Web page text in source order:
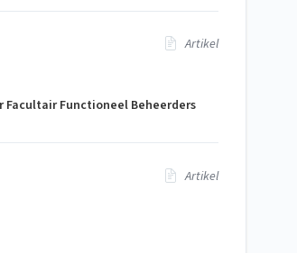
Artikel
Facultair Functioneel Beheerders
Artikel